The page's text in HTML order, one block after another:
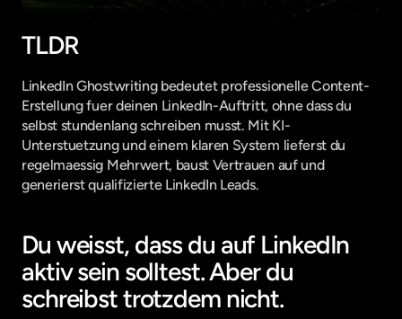
TLDR
LinkedIn Ghostwriting bedeutet professionelle Content-
Erstellung fuer deinen LinkedIn-Auftritt, ohne dass du
selbst stundenlang schreiben musst. Mit KI-
Unterstuetzung und einem klaren System lieferst du
regelmaessig Mehrwert, baust Vertrauen auf und
generierst qualifizierte LinkedIn Leads.
Du weisst, dass du auf LinkedIn
aktiv sein solltest. Aber du
schreibst trotzdem nicht.